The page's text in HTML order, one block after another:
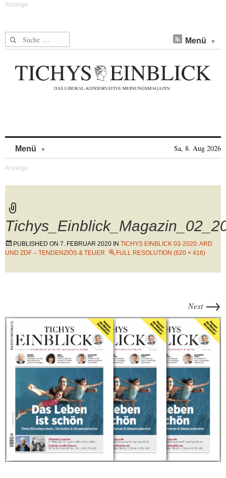
Suche nach: Menü
Menü Sa, 8. Aug 2026
PUBLISHED ON 7. FEBRUAR 2020 IN TICHYS EINBLICK 03-2020: ARD
UND ZDF – TENDENZIÖS & TEUER
FULL RESOLUTION (620 × 416)
Next →